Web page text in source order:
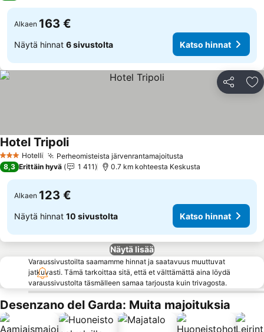
Alkaen 163 €
Näytä hinnat 6 sivustolta Katso hinnat
Jaa
3 Tähtiluokitus
Hotelli Perheomisteista järvenrantamajoitusta
Hotel TripoliKatso hinnat
8,3 Erittäin hyvä 1 411 0.7 km kohteesta Keskusta
Alkaen 123 €
Näytä hinnat 10 sivustolta Katso hinnat
Näytä lisää
Varaussivustoilta saamamme hinnat ja saatavuus muuttuvat
jatkuvasti. Tämä tarkoittaa sitä, että et välttämättä aina löydä
varaussivustolta täsmälleen samaa tarjousta kuin trivagosta.
Desenzano del Garda: Muita majoituksia